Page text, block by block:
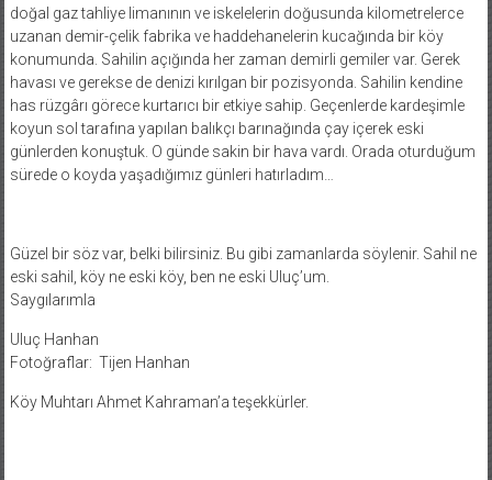
doğal gaz tahliye limanının ve iskelelerin doğusunda kilometrelerce
uzanan demir-çelik fabrika ve haddehanelerin kucağında bir köy
konumunda. Sahilin açığında her zaman demirli gemiler var. Gerek
havası ve gerekse de denizi kırılgan bir pozisyonda. Sahilin kendine
has rüzgârı görece kurtarıcı bir etkiye sahip. Geçenlerde kardeşimle
koyun sol tarafına yapılan balıkçı barınağında çay içerek eski
günlerden konuştuk. O günde sakin bir hava vardı. Orada oturduğum
sürede o koyda yaşadığımız günleri hatırladım…
Güzel bir söz var, belki bilirsiniz. Bu gibi zamanlarda söylenir. Sahil ne
eski sahil, köy ne eski köy, ben ne eski Uluç’um.
Saygılarımla
Uluç Hanhan
Fotoğraflar: Tijen Hanhan
Köy Muhtarı Ahmet Kahraman’a teşekkürler.